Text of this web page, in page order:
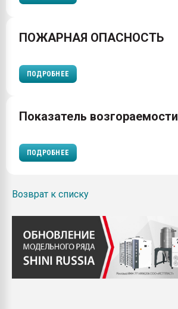
ПОЖАРНАЯ ОПАСНОСТЬ
ПОДРОБНЕЕ
Показатель возгораемости
ПОДРОБНЕЕ
Возврат к списку